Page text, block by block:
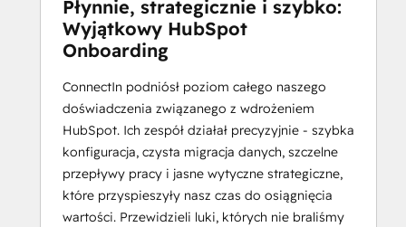
Płynnie, strategicznie i szybko:
Wyjątkowy HubSpot
Onboarding
ConnectIn podniósł poziom całego naszego
doświadczenia związanego z wdrożeniem
HubSpot. Ich zespół działał precyzyjnie - szybka
konfiguracja, czysta migracja danych, szczelne
przepływy pracy i jasne wytyczne strategiczne,
które przyspieszyły nasz czas do osiągnięcia
wartości. Przewidzieli luki, których nie braliśmy